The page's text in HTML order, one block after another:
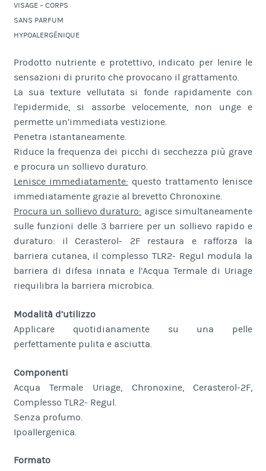
VISAGE – CORPS
SANS PARFUM
HYPOALERGÉNIQUE
Prodotto nutriente e protettivo, indicato per lenire le
sensazioni di prurito che provocano il grattamento.
La sua texture vellutata si fonde rapidamente con
l’epidermide, si assorbe velocemente, non unge e
permette un’immediata vestizione.
Penetra istantaneamente.
Riduce la frequenza dei picchi di secchezza più grave
e procura un sollievo duraturo.
Lenisce immediatamente: questo trattamento lenisce
immediatamente grazie al brevetto Chronoxine.
Procura un sollievo duraturo: agisce simultaneamente
sulle funzioni delle 3 barriere per un sollievo rapido e
duraturo: il Cerasterol- 2F restaura e rafforza la
barriera cutanea, il complesso TLR2- Regul modula la
barriera di difesa innata e l’Acqua Termale di Uriage
riequilibra la barriera microbica.
Modalità d’utilizzo
Applicare quotidianamente su una pelle
perfettamente pulita e asciutta.
Componenti
Acqua Termale Uriage, Chronoxine, Cerasterol-2F,
Complesso TLR2- Regul.
Senza profumo.
Ipoallergenica.
Formato